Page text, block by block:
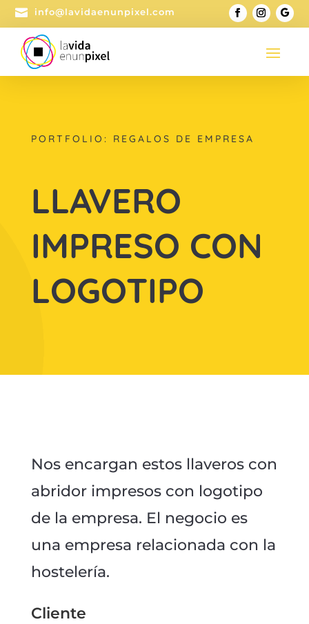
 info@lavidaenunpixel.com
PORTFOLIO: REGALOS DE EMPRESA
LLAVERO
IMPRESO CON
LOGOTIPO
Nos encargan estos llaveros con
abridor impresos con logotipo
de la empresa. El negocio es
una empresa relacionada con la
hostelería.
Cliente